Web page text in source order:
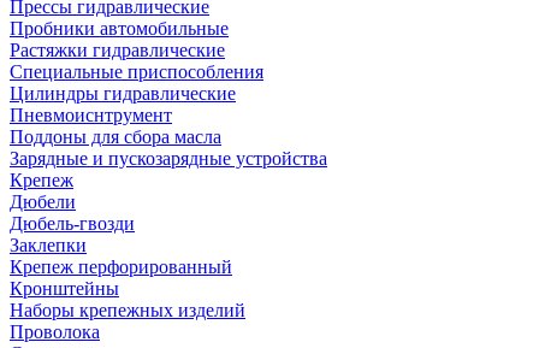
Прессы гидравлические
Пробники автомобильные
Растяжки гидравлические
Специальные приспособления
Цилиндры гидравлические
Пневмоиснтрумент
Поддоны для сбора масла
Зарядные и пускозарядные устройства
Крепеж
Дюбели
Дюбель-гвозди
Заклепки
Крепеж перфорированный
Кронштейны
Наборы крепежных изделий
Проволока